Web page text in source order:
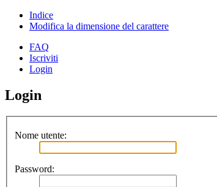
Indice
Modifica la dimensione del carattere
FAQ
Iscriviti
Login
Login
Nome utente:
Password: